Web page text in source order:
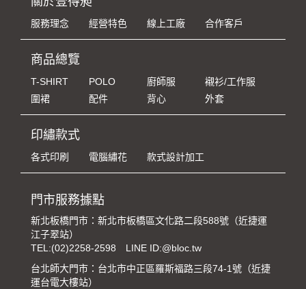
服務理念 經營特色 線上工廠 合作客戶
商品總覽
T-SHIRT POLO 廚師服
襯衫/工作服
圍裙
配件 背心 外套
印繡款式
各式印刷 電腦繡花 款式設計加工
門市服務據點
新北板橋門市：新北市板橋區文化路二段588號（近捷運
江子翠站）
TEL:(02)2258-2598
LINE ID:@bloc.tw
台北師大門市：台北市中正區羅斯福路三段74-1號（近捷
運台電大樓站）